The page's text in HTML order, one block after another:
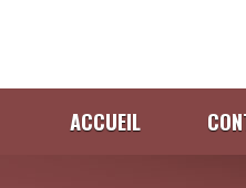
ACCUEIL